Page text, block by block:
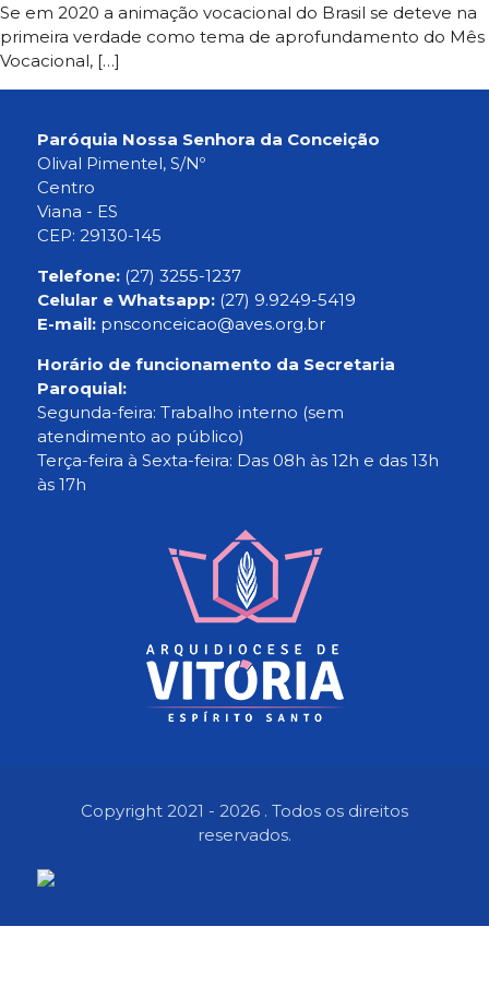
Se em 2020 a animação vocacional do Brasil se deteve na
primeira verdade como tema de aprofundamento do Mês
Vocacional, […]
Paróquia Nossa Senhora da Conceição
Olival Pimentel, S/Nº
Centro
Viana - ES
CEP: 29130-145
Telefone: (27) 3255-1237
Celular e Whatsapp: (27) 9.9249-5419
E-mail: pnsconceicao@aves.org.br
Horário de funcionamento da Secretaria
Paroquial:
Segunda-feira: Trabalho interno (sem
atendimento ao público)
Terça-feira à Sexta-feira: Das 08h às 12h e das 13h
às 17h
Copyright 2021 - 2026 . Todos os direitos
reservados.